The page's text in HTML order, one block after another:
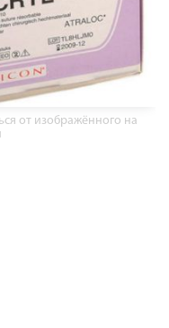
от изображённого на